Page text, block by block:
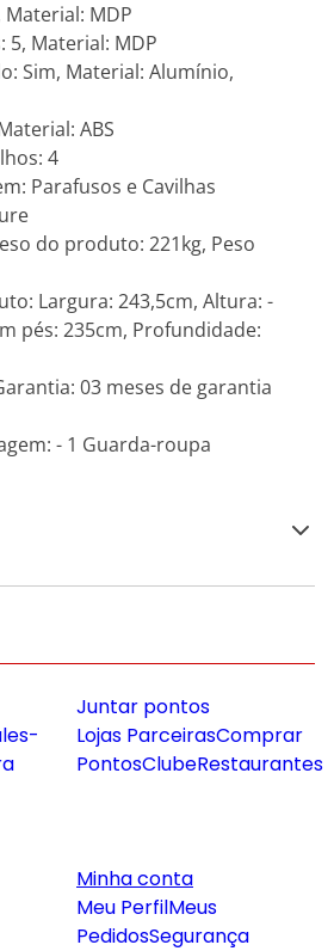
MDP
5, Material: MDP
Sim, Material: Alumínio,
ABS
4
Parafusos e Cavilhas
do produto: 221kg, Peso
Largura: 243,5cm, Altura: -
pés: 235cm, Profundidade:
03 meses de garantia
- 1 Guarda-roupa
Juntar pontos
Lojas ParceirasComprar
PontosClubeRestaurantes
Minha conta
Meu PerfilMeus
PedidosSegurança